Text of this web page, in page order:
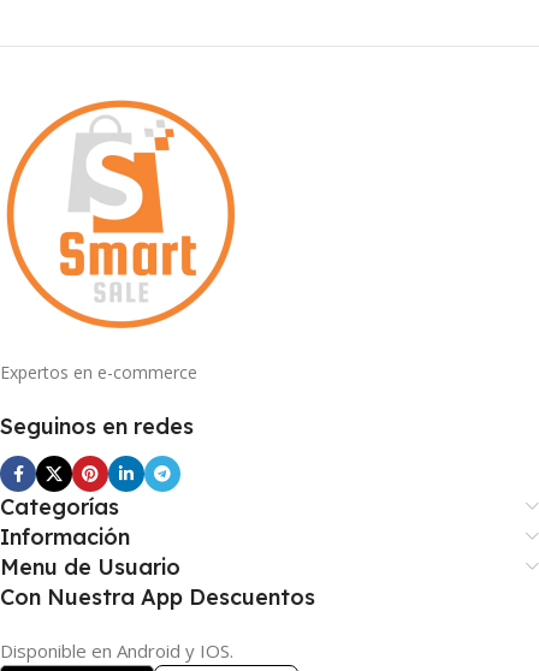
Expertos en e-commerce
Seguinos en redes
Categorías
Información
Menu de Usuario
Con Nuestra App Descuentos
Disponible en Android y IOS.